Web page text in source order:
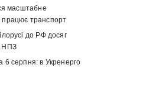
масштабне
працює транспорт
до РФ досяг
НПЗ
6 серпня: в Укренерго